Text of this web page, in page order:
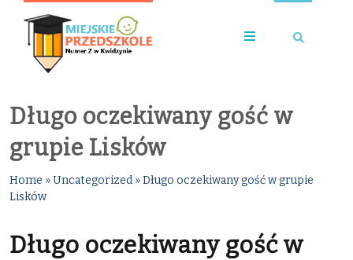
Długo oczekiwany gość w
grupie Lisków
Home »Uncategorized »Długo oczekiwany gość w grupie
Lisków
Długo oczekiwany gość w